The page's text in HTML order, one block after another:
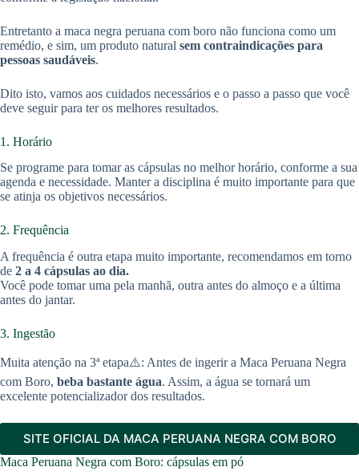
Entretanto a maca negra peruana com boro não funciona como um
remédio, e sim, um produto natural sem contraindicações para
pessoas saudáveis.
Dito isto, vamos aos cuidados necessários e o passo a passo que você
deve seguir para ter os melhores resultados.
1. Horário
Se programe para tomar as cápsulas no melhor horário, conforme a sua
agenda e necessidade. Manter a disciplina é muito importante para que
se atinja os objetivos necessários.
2. Frequência
A frequência é outra etapa muito importante, recomendamos em torno
de 2 a 4 cápsulas ao dia.
Você pode tomar uma pela manhã, outra antes do almoço e a última
antes do jantar.
3. Ingestão
Muita atenção na 3ª etapa⚠️: Antes de ingerir a Maca Peruana Negra
com Boro, beba bastante água. Assim, a água se tornará um
excelente potencializador dos resultados.
SITE OFICIAL DA MACA PERUANA NEGRA COM BORO
Maca Peruana Negra com Boro: cápsulas em pó